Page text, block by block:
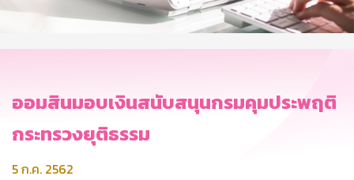
บริการออนไลน์
TH
EN
ออมสินมอบเงินสนับสนุนกรมคุมประพฤติ
กระทรวงยุติธรรม
5 ก.ค. 2562